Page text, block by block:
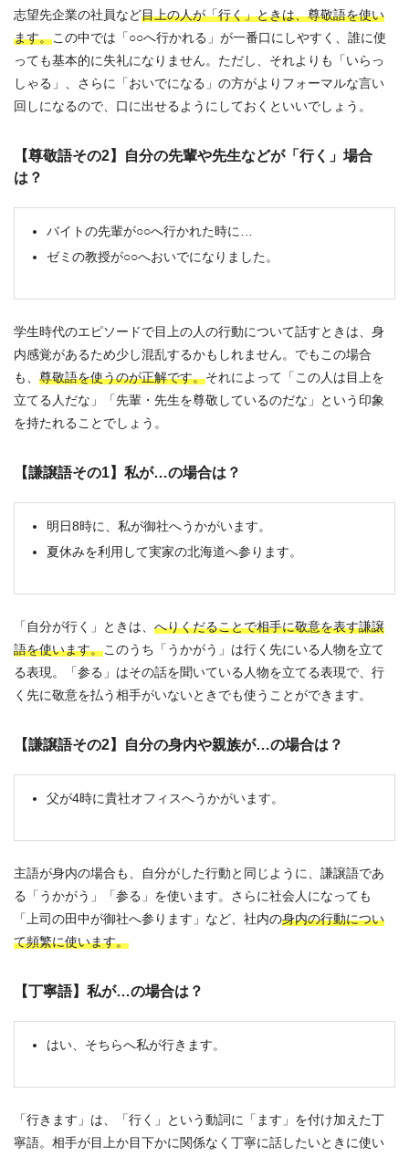
志望先企業の社員など目上の人が「行く」ときは、尊敬語を使い
ます。この中では「○○へ行かれる」が一番口にしやすく、誰に使
っても基本的に失礼になりません。ただし、それよりも「いらっ
しゃる」、さらに「おいでになる」の方がよりフォーマルな言い
回しになるので、口に出せるようにしておくといいでしょう。
【尊敬語その2】自分の先輩や先生などが「行く」場合
は？
バイトの先輩が○○へ行かれた時に…
ゼミの教授が○○へおいでになりました。
学生時代のエピソードで目上の人の行動について話すときは、身
内感覚があるため少し混乱するかもしれません。でもこの場合
も、 尊敬語を使うのが正解です。それによって「この人は目上を
立てる人だな」「先輩・先生を尊敬しているのだな」という印象
を持たれることでしょう。
【謙譲語その1】私が…の場合は？
明日8時に、私が御社へうかがいます。
夏休みを利用して実家の北海道へ参ります。
「自分が行く」ときは、 へりくだることで相手に敬意を表す謙譲
語を使います。このうち「うかがう」は行く先にいる人物を立て
る表現。「参る」はその話を聞いている人物を立てる表現で、行
く先に敬意を払う相手がいないときでも使うことができます。
【謙譲語その2】自分の身内や親族が…の場合は？
父が4時に貴社オフィスへうかがいます。
主語が身内の場合も、自分がした行動と同じように、謙譲語であ
る「うかがう」「参る」を使います。さらに社会人になっても
「上司の田中が御社へ参ります」など、社内の身内の行動につい
て頻繁に使います。
【丁寧語】私が…の場合は？
はい、そちらへ私が行きます。
「行きます」は、「行く」という動詞に「ます」を付け加えた丁
寧語。相手が目上か目下かに関係なく丁寧に話したいときに使い